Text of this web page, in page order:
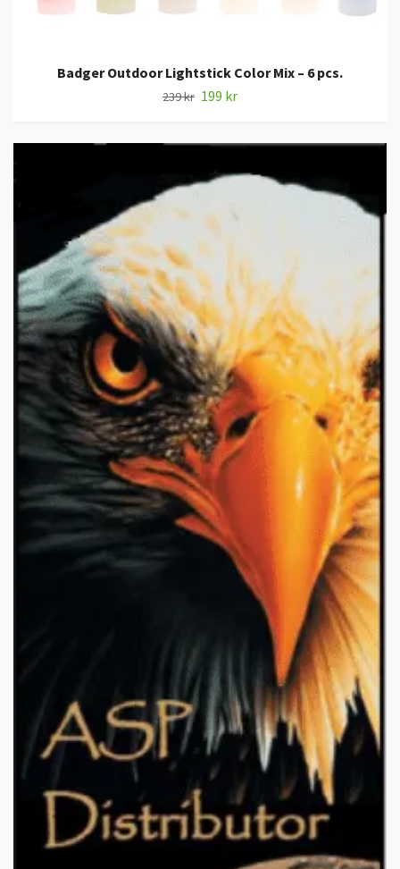
Badger Outdoor Lightstick Color Mix – 6 pcs.
239 kr 199 kr